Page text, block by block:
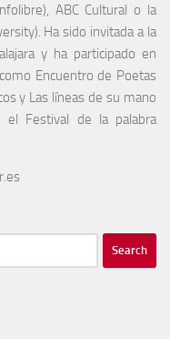
ABC Cultural o la
Ha sido invitada a la
y ha participado en
Encuentro de Poetas
y Las líneas de su mano
el Festival de la palabra